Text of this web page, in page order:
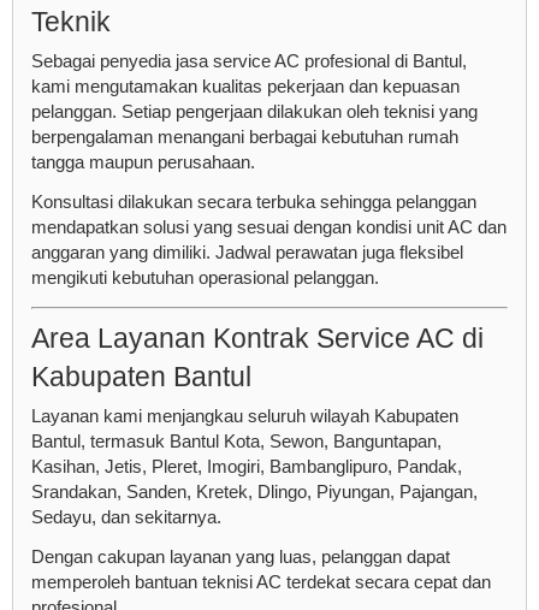
Teknik
Sebagai penyedia jasa service AC profesional di Bantul,
kami mengutamakan kualitas pekerjaan dan kepuasan
pelanggan. Setiap pengerjaan dilakukan oleh teknisi yang
berpengalaman menangani berbagai kebutuhan rumah
tangga maupun perusahaan.
Konsultasi dilakukan secara terbuka sehingga pelanggan
mendapatkan solusi yang sesuai dengan kondisi unit AC dan
anggaran yang dimiliki. Jadwal perawatan juga fleksibel
mengikuti kebutuhan operasional pelanggan.
Area Layanan Kontrak Service AC di
Kabupaten Bantul
Layanan kami menjangkau seluruh wilayah Kabupaten
Bantul, termasuk Bantul Kota, Sewon, Banguntapan,
Kasihan, Jetis, Pleret, Imogiri, Bambanglipuro, Pandak,
Srandakan, Sanden, Kretek, Dlingo, Piyungan, Pajangan,
Sedayu, dan sekitarnya.
Dengan cakupan layanan yang luas, pelanggan dapat
memperoleh bantuan teknisi AC terdekat secara cepat dan